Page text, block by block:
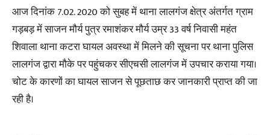
आज दिनांक 7.02. 2020 को सुबह में थाना लालगंज क्षेत्र अंतर्गत ग्राम
गड़बड़ में साजन मौर्य पुत्र रमाशंकर मौर्य उम्र 33 वर्ष निवासी महंत
शिवाला थाना कटरा घायल अवस्था में मिलने की सूचना पर थाना पुलिस
लालगंज द्वारा मौके पर पहुंचकर सीएचसी लालगंज में उपचार कराया गया।
चोट के कारणों का घायल साजन से पूछताछ कर जानकारी प्राप्त की जा
रही है।